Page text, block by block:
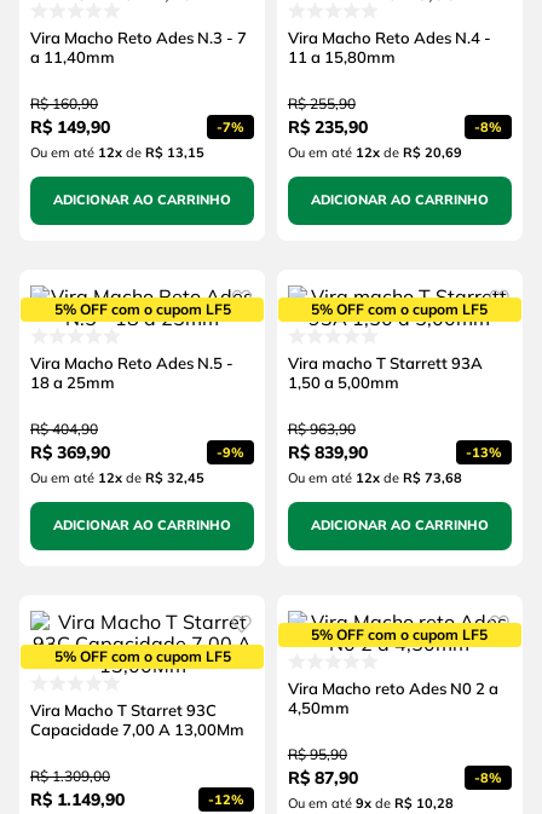
Vira Macho Reto Ades N.3 - 7
a 11,40mm
R$ 160,90
R$ 149,90 -7%
Ou em até 12xde R$ 13,15
ADICIONAR AO CARRINHO
Vira Macho Reto Ades N.4 -
11 a 15,80mm
R$ 255,90
R$ 235,90 -8%
Ou em até 12xde R$ 20,69
ADICIONAR AO CARRINHO
5% OFF com o cupom LF5
Vira Macho Reto Ades N.5 -
18 a 25mm
R$ 404,90
R$ 369,90 -9%
Ou em até 12xde R$ 32,45
ADICIONAR AO CARRINHO
5% OFF com o cupom LF5
Vira macho T Starrett 93A
1,50 a 5,00mm
R$ 963,90
R$ 839,90 -13%
Ou em até 12xde R$ 73,68
ADICIONAR AO CARRINHO
5% OFF com o cupom LF5
Vira Macho T Starret 93C
Capacidade 7,00 A 13,00Mm
R$ 1.309,00
R$ 1.149,90 -12%
5% OFF com o cupom LF5
Vira Macho reto Ades N0 2 a
4,50mm
R$ 95,90
R$ 87,90 -8%
Ou em até 9xde R$ 10,28